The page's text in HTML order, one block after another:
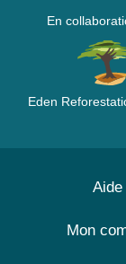
En
Eden
Aide
Mon